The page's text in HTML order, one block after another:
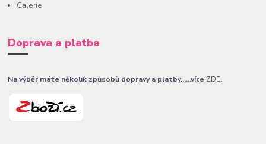
Galerie
Doprava a platba
Na výběr máte několik způsobů dopravy a platby......více ZDE.